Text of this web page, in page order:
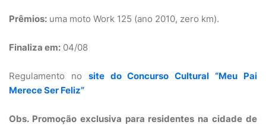
Prêmios: uma moto Work 125 (ano 2010, zero km).
Finaliza em: 04/08
Regulamento no site do Concurso Cultural “Meu Pai
Merece Ser Feliz”
Obs. Promoção exclusiva para residentes na cidade de